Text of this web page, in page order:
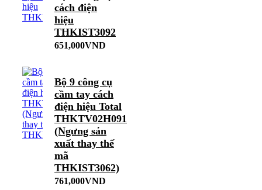
cách điện
hiệu
THKIST3092
651,000VND
Bộ 9 công cụ
cầm tay cách
điện hiệu Total
THKTV02H091
(Ngưng sản
xuất thay thế
mã
THKIST3062)
761,000VND